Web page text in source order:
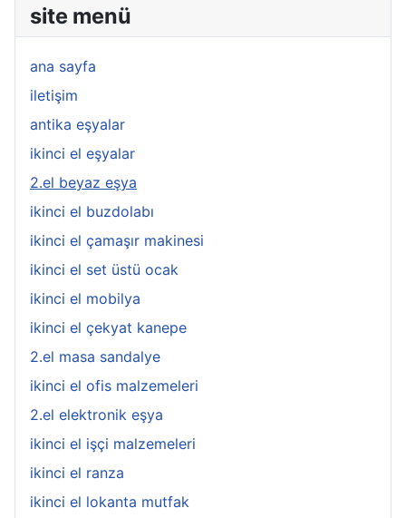
site menü
ana sayfa
iletişim
antika eşyalar
ikinci el eşyalar
2.el beyaz eşya
ikinci el buzdolabı
ikinci el çamaşır makinesi
ikinci el set üstü ocak
ikinci el mobilya
ikinci el çekyat kanepe
2.el masa sandalye
ikinci el ofis malzemeleri
2.el elektronik eşya
ikinci el işçi malzemeleri
ikinci el ranza
ikinci el lokanta mutfak